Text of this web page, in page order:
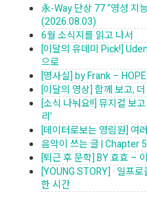
永-Way 단상 77 “영성 지
(2026.08.03)
6월 소식지를 읽고 나서
[이달의 유데미 Pick!]
으로
[영사실] by Frank – HOPE
[이달의 영상] 함께 보고,
[소식 나눠요!!] 뮤지컬 보
리’
[데이터로보는 영림원] 여
음악이 쓰는 글 | Chapter
[퇴근 후 문학] BY 효효 –
[YOUNG STORY] · 일프
한 시간